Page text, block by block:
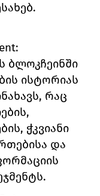
ბლოკჩეინში
ისტორიას
რაც
ჭკვიანი
და